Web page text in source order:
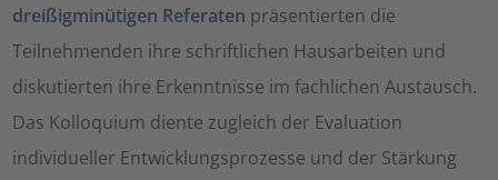
dreißigminütigen Referaten präsentierten die
Teilnehmenden ihre schriftlichen Hausarbeiten und
diskutierten ihre Erkenntnisse im fachlichen Austausch.
Das Kolloquium diente zugleich der Evaluation
individueller Entwicklungsprozesse und der Stärkung